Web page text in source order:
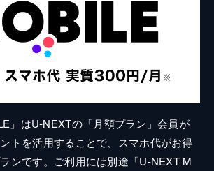
」はU-NEXTの「月額プラン」会員が
トを活用することで、スマホ代がお得
ンです。ご利用には別途「U-NEXT M